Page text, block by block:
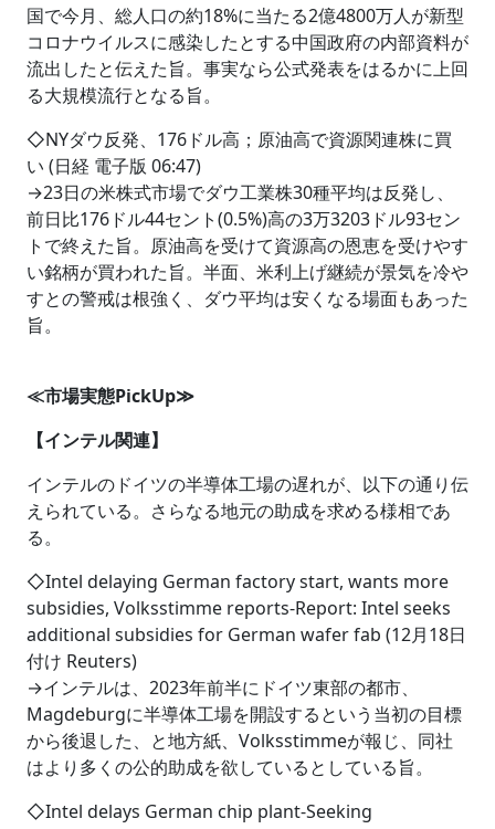
国で今月、総人口の約18%に当たる2億4800万人が新型
コロナウイルスに感染したとする中国政府の内部資料が
流出したと伝えた旨。事実なら公式発表をはるかに上回
る大規模流行となる旨。
◇NYダウ反発、176ドル高；原油高で資源関連株に買
い (日経 電子版 06:47)
→23日の米株式市場でダウ工業株30種平均は反発し、
前日比176ドル44セント(0.5%)高の3万3203ドル93セン
トで終えた旨。原油高を受けて資源高の恩恵を受けやす
い銘柄が買われた旨。半面、米利上げ継続が景気を冷や
すとの警戒は根強く、ダウ平均は安くなる場面もあった
旨。
≪市場実態PickUp≫
【インテル関連】
インテルのドイツの半導体工場の遅れが、以下の通り伝
えられている。さらなる地元の助成を求める様相であ
る。
◇Intel delaying German factory start, wants more
subsidies, Volksstimme reports‐Report: Intel seeks
additional subsidies for German wafer fab (12月18日
付け Reuters)
→インテルは、2023年前半にドイツ東部の都市、
Magdeburgに半導体工場を開設するという当初の目標
から後退した、と地方紙、Volksstimmeが報じ、同社
はより多くの公的助成を欲しているとしている旨。
◇Intel delays German chip plant‐Seeking